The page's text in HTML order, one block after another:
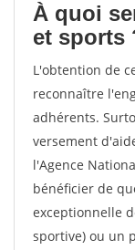
À quoi
et sports
L'obtention de
reconnaître
adhérents.
versement
l'Agence
bénéficier de
exceptionnelle
sportive) ou un